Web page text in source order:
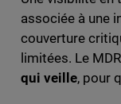
associée à une
couverture
limitées. Le
qui veille, pour